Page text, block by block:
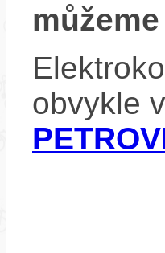
obvykle v